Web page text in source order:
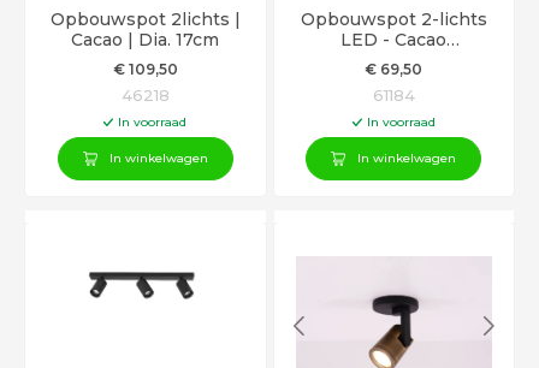
Opbouwspot 2lichts |
Cacao | Dia. 17cm
€109,50
46218
In voorraad
In winkelwagen
Opbouwspot 2-lichts
LED - Cacao
bruin/Champagne 40 cm
€ 69,50
61184
In voorraad
In winkelwagen